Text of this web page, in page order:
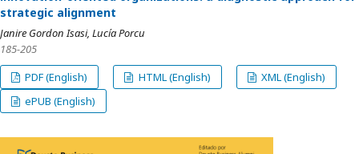
strategic alignment
Janire Gordon Isasi, Lucía Porcu
185-205
PDF (English)
HTML (English)
XML (English)
ePUB (English)